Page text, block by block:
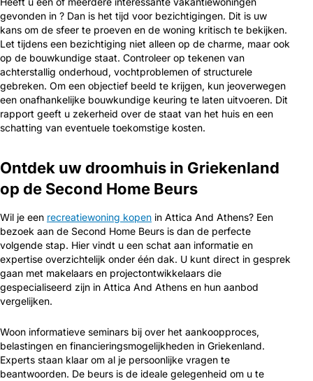
gevonden in ? Dan is het tijd voor bezichtigingen. Dit is uw
kans om de sfeer te proeven en de woning kritisch te bekijken.
Let tijdens een bezichtiging niet alleen op de charme, maar ook
op de bouwkundige staat. Controleer op tekenen van
achterstallig onderhoud, vochtproblemen of structurele
gebreken. Om een objectief beeld te krijgen, kun jeoverwegen
een onafhankelijke bouwkundige keuring te laten uitvoeren. Dit
rapport geeft u zekerheid over de staat van het huis en een
schatting van eventuele toekomstige kosten.
Ontdek uw droomhuis in Griekenland
op de Second Home Beurs
Wil je een recreatiewoning kopen in Attica And Athens? Een
bezoek aan de Second Home Beurs is dan de perfecte
volgende stap. Hier vindt u een schat aan informatie en
expertise overzichtelijk onder één dak. U kunt direct in gesprek
gaan met makelaars en projectontwikkelaars die
gespecialiseerd zijn in Attica And Athens en hun aanbod
vergelijken.
Woon informatieve seminars bij over het aankoopproces,
belastingen en financieringsmogelijkheden in Griekenland.
Experts staan klaar om al je persoonlijke vragen te
beantwoorden. De beurs is de ideale gelegenheid om u te